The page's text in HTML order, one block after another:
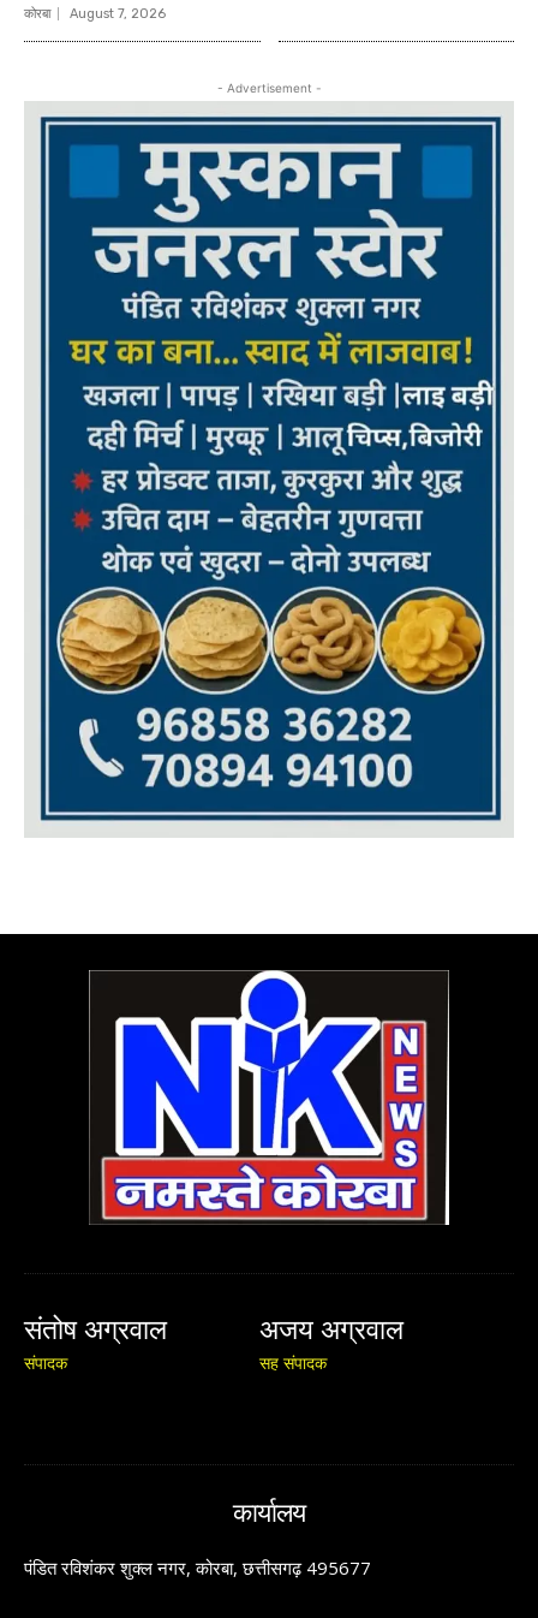
कोरबा August 7, 2026
- Advertisement -
संतोष अग्रवाल
संपादक
अजय अग्रवाल
सह संपादक
कार्यालय
पंडित रविशंकर शुक्ल नगर, कोरबा, छत्तीसगढ़ 495677